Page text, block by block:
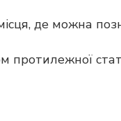
де можна
протилежної